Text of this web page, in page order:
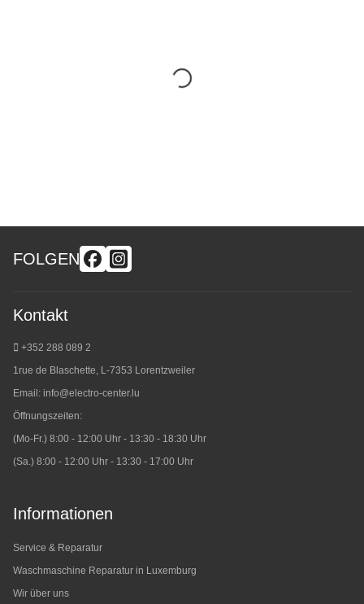
FOLGEN
Kontakt
+352 288 089 2
1rue de Blaschette, L-7353 Lorentzweiler
Email: info@electro-center.lu
Öffnungszeiten:
(Mo-Fr.) 8:00 - 12:00 Uhr - 13:30 - 18:30 Uhr
(Sa.) 8:00 - 12:00 Uhr - 13:30 - 17:00 Uhr
Informationen
Service & Reparatur
Waschmaschine Reparatur in Luxemburg
Wir über uns